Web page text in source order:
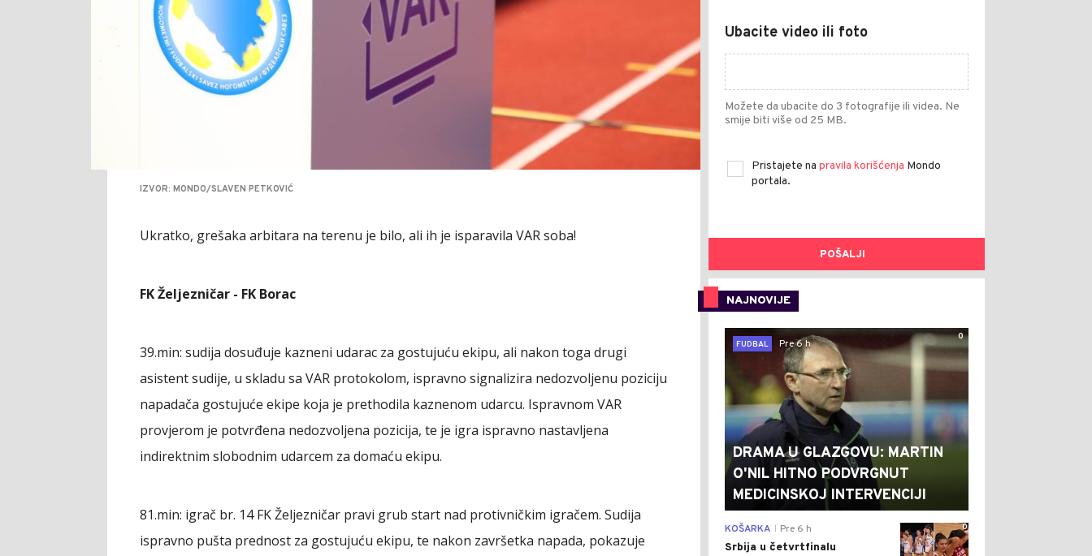
IZVOR: MONDO/SLAVEN PETKOVIĆ
Ukratko, grešaka arbitara na terenu je bilo, ali ih je isparavila VAR soba!
FK Željezničar - FK Borac
39.min: sudija dosuđuje kazneni udarac za gostujuću ekipu, ali nakon toga drugi
asistent sudije, u skladu sa VAR protokolom, ispravno signalizira nedozvoljenu poziciju
napadača gostujuće ekipe koja je prethodila kaznenom udarcu. Ispravnom VAR
provjerom je potvrđena nedozvoljena pozicija, te je igra ispravno nastavljena
indirektnim slobodnim udarcem za domaću ekipu.
81.min: igrač br. 14 FK Željezničar pravi grub start nad protivničkim igračem. Sudija
ispravno pušta prednost za gostujuću ekipu, te nakon završetka napada, pokazuje
Ubacite video ili foto
Možete da ubacite do 3 fotografije ili videa. Ne
smije biti više od 25 MB.
Pristajete na pravila korišćenja Mondo
portala.
POŠALJI
NAJNOVIJE
0
FUDBAL
Pre 6 h
DRAMA U GLAZGOVU: MARTIN
O'NIL HITNO PODVRGNUT
MEDICINSKOJ INTERVENCIJI
0
KOŠARKA Pre 6 h
Srbija u četvrtfinalu